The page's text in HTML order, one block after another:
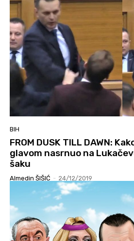
BIH
FROM DUSK TILL DAWN:
glavom nasrnuo na
šaku
Almedin ŠIŠIĆ - 24/12/2019